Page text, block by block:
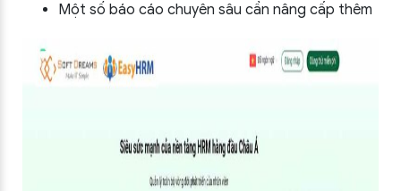
Một số báo cáo chuyên sâu cần nâng cấp thêm